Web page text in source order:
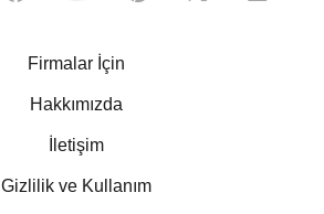
Firmalar İçin
Hakkımızda
İletişim
Gizlilik ve Kullanım